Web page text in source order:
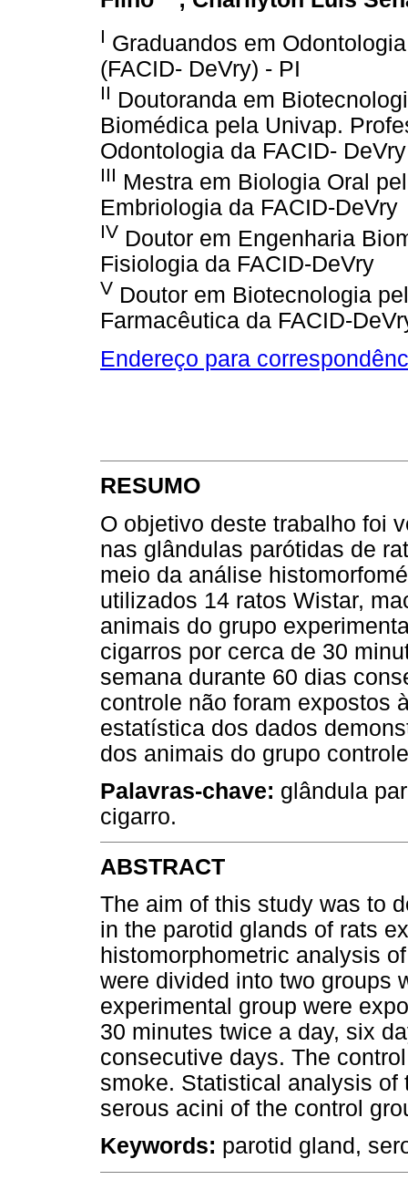
I Graduandos em
(FACID- DeVry) - PI
II Doutoranda em
Biomédica pela Univap.
Odontologia da FACID- DeVry
III Mestra em Biologia Oral
Embriologia da FACID-DeVry
IV Doutor em Engenharia
Fisiologia da FACID-DeVry
V Doutor em Biotecnologia
Farmacêutica da FACID-
Endereço para
RESUMO
O objetivo deste trabalho foi
nas glândulas parótidas de
meio da análise
utilizados 14 ratos Wistar,
animais do grupo
cigarros por cerca de 30
semana durante 60 dias
controle não foram expostos
estatística dos dados
dos animais do grupo
Palavras-chave: glândula
cigarro.
ABSTRACT
The aim of this study was to
in the parotid glands of rats
histomorphometric analysis
were divided into two groups
experimental group were
30 minutes twice a day, six
consecutive days. The
smoke. Statistical analysis of
serous acini of the control
Keywords: parotid gland,